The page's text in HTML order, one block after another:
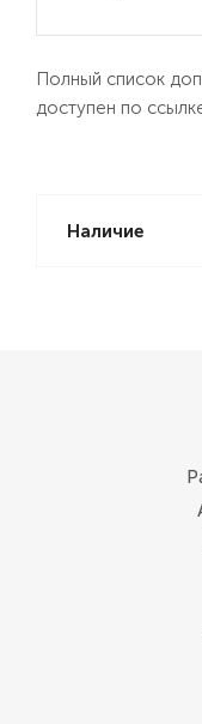
Полный список
доступен по
Наличие